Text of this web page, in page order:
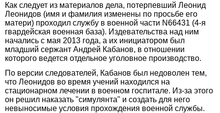
Как следует из материалов дела, потерпевший Леонид
Леонидов (имя и фамилия изменены по просьбе его
матери) проходил службу в военной части N66431 (4-я
гвардейская военная база). Издевательства над ним
начались с мая 2013 года, а их инициатором был
младший сержант Андрей Кабанов, в отношении
которого ведется отдельное уголовное производство.
По версии следователей, Кабанов был недоволен тем,
что Леонидов во время учений находился на
стационарном лечении в военном госпитале. Из-за этого
он решил наказать "симулянта" и создать для него
невыносимые условия прохождения военной службы.